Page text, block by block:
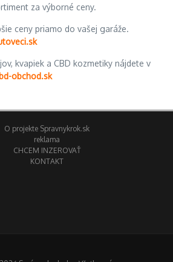
za výborné ceny.
ceny priamo do vašej garáže.
kvapiek a CBD kozmetiky nájdete v
obchod.sk
O projekte Spravnykrok.sk
reklama
CHCEM INZEROVAŤ
KONTAKT